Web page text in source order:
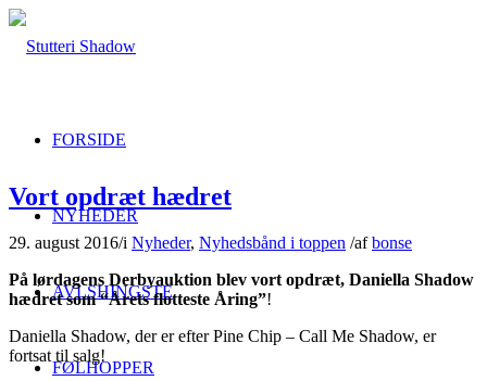
FORSIDE
NYHEDER
AVLSHINGSTE
FØLHOPPER
Vort opdræt hædret
29. august 2016/i Nyheder, Nyhedsbånd i toppen /afbonse
På lørdagens Derbyauktion blev vort opdræt, Daniella Shadow
hædret som “Årets flotteste Åring”!
Daniella Shadow, der er efter Pine Chip – Call Me Shadow, er
fortsat til salg!